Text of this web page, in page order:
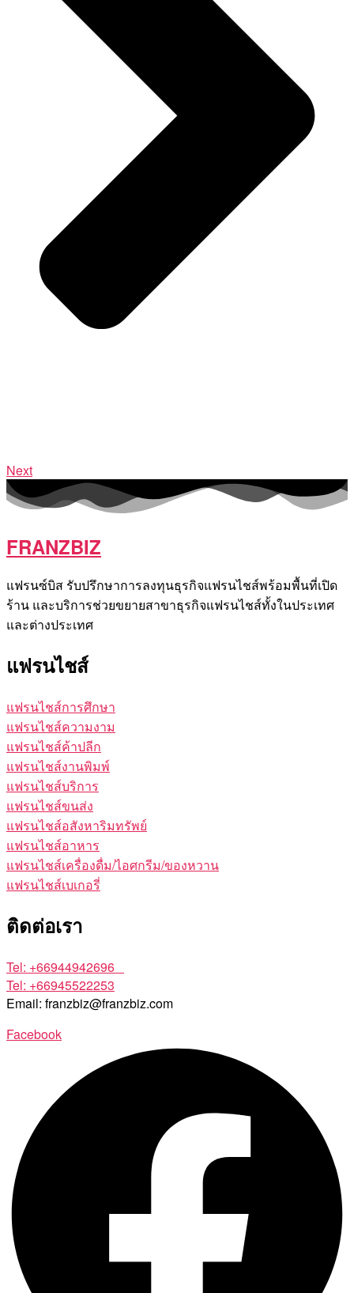
Next
FRANZBIZ
แฟรนซ์บิส รับปรึกษาการลงทุนธุรกิจแฟรนไชส์พร้อมพื้นที่เปิด
ร้าน และบริการช่วยขยายสาขาธุรกิจแฟรนไชส์ทั้งในประเทศ
และต่างประเทศ
แฟรนไชส์
แฟรนไชส์การศึกษา
แฟรนไชส์ความงาม
แฟรนไชส์ค้าปลีก
แฟรนไชส์งานพิมพ์
แฟรนไชส์บริการ
แฟรนไชส์ขนส่ง
แฟรนไชส์อสังหาริมทรัพย์
แฟรนไชส์อาหาร
แฟรนไชส์เครื่องดื่ม/ไอศกรีม/ของหวาน
แฟรนไชส์เบเกอรี่
ติดต่อเรา
Tel: +66944942696
Tel: +66945522253
Email: franzbiz@franzbiz.com
Facebook